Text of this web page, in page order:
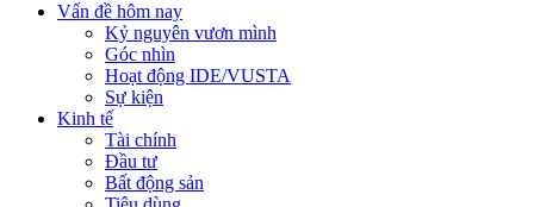
Vấn đề hôm nay
Kỷ nguyên vươn mình
Góc nhìn
Hoạt động IDE/VUSTA
Sự kiện
Kinh tế
Tài chính
Đầu tư
Bất động sản